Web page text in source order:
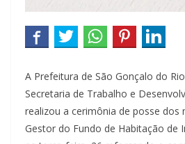
A Prefeitura de São Gonçalo do
Secretaria de Trabalho e
realizou a cerimônia de posse dos
Gestor do Fundo de Habitação de